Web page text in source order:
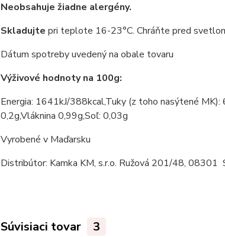
Neobsahuje žiadne alergény.
Skladujte pri teplote 16-23°C. Chráňte pred
Dátum spotreby uvedený na obale tovaru
Výživové hodnoty na 100g:
Energia: 1641kJ/388kcal,Tuky (z toho nasýtené
0,2g,Vláknina 0,99g,Soľ: 0,03g
Vyrobené v Maďarsku
Distribútor: Kamka KM, s.r.o. Ružová 201/48, 08301
Súvisiaci tovar 3